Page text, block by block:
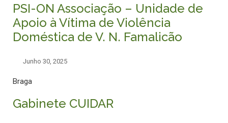
PSI-ON Associação – Unidade de
Apoio à Vítima de Violência
Doméstica de V. N. Famalicão
Junho 30, 2025
Braga
Gabinete CUIDAR